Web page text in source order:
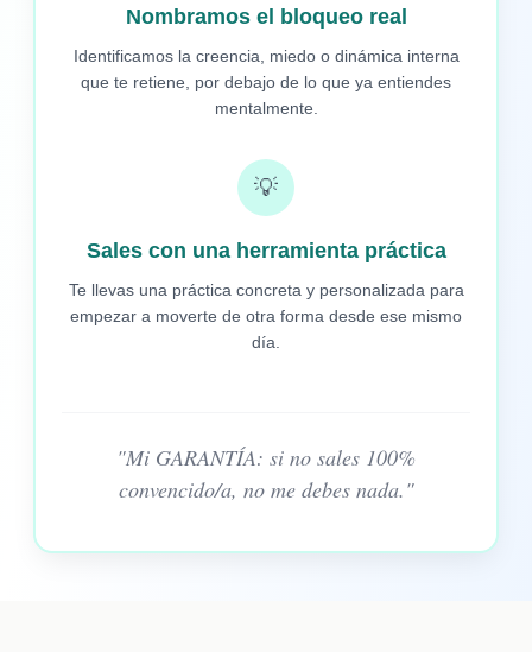
Nombramos el bloqueo real
Identificamos la creencia, miedo o dinámica interna
que te retiene, por debajo de lo que ya entiendes
mentalmente.
💡
Sales con una herramienta práctica
Te llevas una práctica concreta y personalizada para
empezar a moverte de otra forma desde ese mismo
día.
"Mi GARANTÍA: si no sales 100%
convencido/a, no me debes nada."